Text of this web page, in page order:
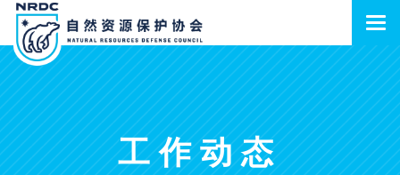
工作动态